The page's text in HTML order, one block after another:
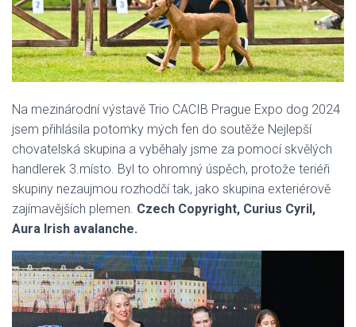
Na mezinárodní výstavě Trio CACIB Prague Expo dog 2024
jsem přihlásila potomky mých fen do soutěže Nejlepší
chovatelská skupina a vyběhaly jsme za pomocí skvělých
handlerek 3.místo. Byl to ohromný úspěch, protože teriéři
skupiny nezaujmou rozhodčí tak, jako skupina exteriérově
zajímavějších plemen. Czech Copyright, Curius Cyril,
Aura Irish avalanche.